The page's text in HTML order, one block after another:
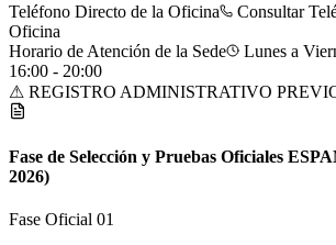
Teléfono Directo de la Oficina
Consultar
Oficina
Horario de Atención de la Sede
Lunes a
16:00 - 20:00
⚠ REGISTRO ADMINISTRATIVO
Fase de Selección y Pruebas Oficiales
2026)
Fase Oficial 01